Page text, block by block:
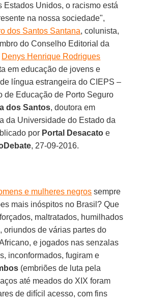
Estados Unidos, o racismo está
na nossa sociedade",
dos Santos Santana, colunista,
do Conselho Editorial da
Denys Henrique Rodrigues
em educação de jovens e
língua estrangeira do CIEPS –
de Educação de Porto Seguro
dos Santos, doutora em
da Universidade do Estado da
por Portal Desacato e
, 27-09-2016.
e mulheres negros sempre
mais inóspitos no Brasil? Que
maltratados, humilhados
oriundos de várias partes do
e jogados nas senzalas
inconformados, fugiram e
(embriões de luta pela
até meados do XIX foram
de difícil acesso, com fins